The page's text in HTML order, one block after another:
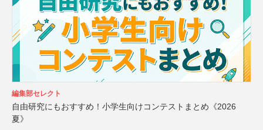
編集部セレクト
自由研究にもおすすめ！小学生向けコンテストまとめ《2026
夏》